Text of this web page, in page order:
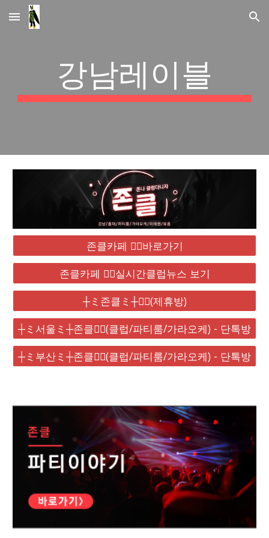
Skip to main content Skip to navigation
강남레이블
존클카페 ❤️‍🔥바로가기
존클카페 ❤️‍🔥실시간클럽뉴스 보기
┼ミ존클ミ┼❤️‍🔥(제휴방)
┼ミ서울ミ┼존클❤️‍🔥(클럽/파티룸/가라오케) - 단톡방
┼ミ부산ミ┼존클❤️‍🔥(클럽/파티룸/가라오케) - 단톡방